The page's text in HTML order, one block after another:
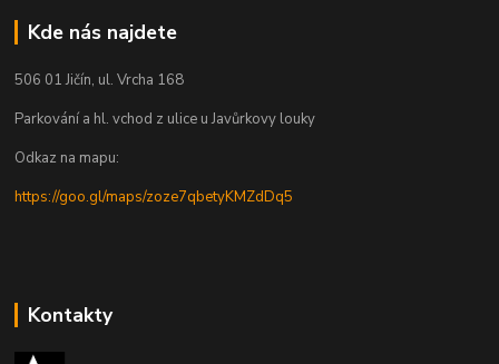
Kde nás najdete
506 01 Jičín, ul. Vrcha 168
Parkování a hl. vchod z ulice u Javůrkovy louky
Odkaz na mapu:
https://goo.gl/maps/zoze7qbetyKMZdDq5
Kontakty